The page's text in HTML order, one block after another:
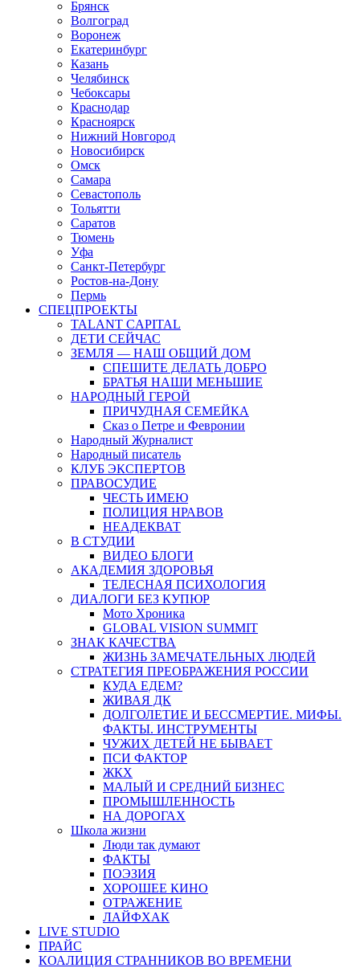
Брянск
Волгоград
Воронеж
Екатеринбург
Казань
Челябинск
Чебоксары
Краснодар
Красноярск
Нижний Новгород
Новосибирск
Омск
Самара
Севастополь
Тольятти
Саратов
Тюмень
Уфа
Санкт-Петербург
Ростов-на-Дону
Пермь
СПЕЦПРОЕКТЫ
TALANT CAPITAL
ДЕТИ СЕЙЧАС
ЗЕМЛЯ — НАШ ОБЩИЙ ДОМ
СПЕШИТЕ ДЕЛАТЬ ДОБРО
БРАТЬЯ НАШИ МЕНЬШИЕ
НАРОДНЫЙ ГЕРОЙ
ПРИЧУДНАЯ СЕМЕЙКА
Сказ о Петре и Февронии
Народный Журналист
Народный писатель
КЛУБ ЭКСПЕРТОВ
ПРАВОСУДИЕ
ЧЕСТЬ ИМЕЮ
ПОЛИЦИЯ НРАВОВ
НЕАДЕКВАТ
В СТУДИИ
ВИДЕО БЛОГИ
АКАДЕМИЯ ЗДОРОВЬЯ
ТЕЛЕСНАЯ ПСИХОЛОГИЯ
ДИАЛОГИ БЕЗ КУПЮР
Мото Хроника
GLOBAL VISION SUMMIT
ЗНАК КАЧЕСТВА
ЖИЗНЬ ЗАМЕЧАТЕЛЬНЫХ ЛЮДЕЙ
СТРАТЕГИЯ ПРЕОБРАЖЕНИЯ РОССИИ
КУДА ЕДЕМ?
ЖИВАЯ ДК
ДОЛГОЛЕТИЕ И БЕССМЕРТИЕ. МИФЫ.
ФАКТЫ. ИНСТРУМЕНТЫ
ЧУЖИХ ДЕТЕЙ НЕ БЫВАЕТ
ПСИ ФАКТОР
ЖКХ
МАЛЫЙ И СРЕДНИЙ БИЗНЕС
ПРОМЫШЛЕННОСТЬ
НА ДОРОГАХ
Школа жизни
Люди так думают
ФАКТЫ
ПОЭЗИЯ
ХОРОШЕЕ КИНО
ОТРАЖЕНИЕ
ЛАЙФХАК
LIVE STUDIO
ПРАЙС
КОАЛИЦИЯ СТРАННИКОВ ВО ВРЕМЕНИ